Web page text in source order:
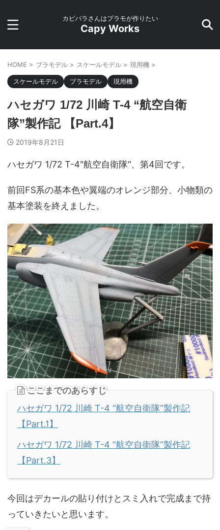
カピバラさんはプラモが作りたい
Capy Works
HOME > プラモデル > スケールモデル > 現用機 >
スケールモデル プラモデル 現用機
ハセガワ 1/72 川崎 T-4 “航空自衛
隊”製作記 【Part.4】
2019年8月21日
ハセガワ 1/72 T-4"航空自衛隊"、第4回です。
前回FS系の基本色や翼端のオレンジ部分、小物類の
基本塗装を終えました。
ここまでのあらすじ
ハセガワ 1/72 川崎 T-4 “航空自衛隊”製作記
【Part.1】
ハセガワ 1/72 川崎 T-4 “航空自衛隊”製作記
【Part.3】
今回はデカールの貼り付けとスミ入れで完成まで持
っていきたいと思います。